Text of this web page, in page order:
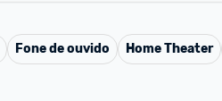
Fone de ouvido Home Theater